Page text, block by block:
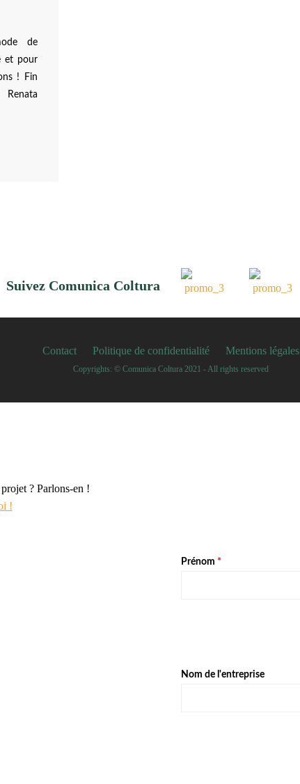
de
et pour
! Fin
Suivez Comunica Coltura
Contact Politique de confidentialité Mentions légales
Copyrights: © Comunica Coltura 2021 - All rights reserved
? Parlons-en !
!
Prénom *
Nom de l'entreprise